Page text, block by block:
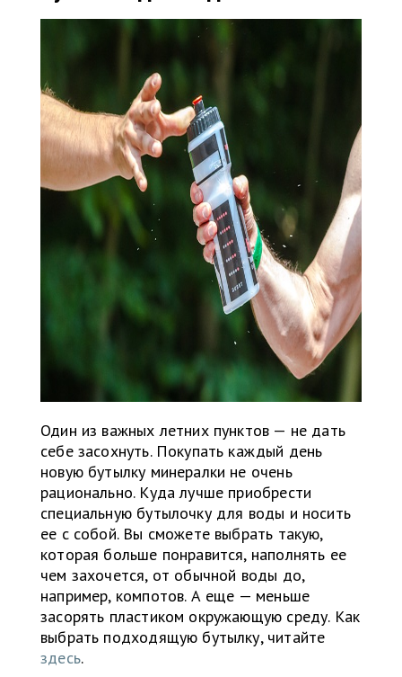
Один из важных летних пунктов — не дать
себе засохнуть. Покупать каждый день
новую бутылку минералки не очень
рационально. Куда лучше приобрести
специальную бутылочку для воды и носить
ее с собой. Вы сможете выбрать такую,
которая больше понравится, наполнять ее
чем захочется, от обычной воды до,
например, компотов. А еще — меньше
засорять пластиком окружающую среду. Как
выбрать подходящую бутылку, читайте
здесь.